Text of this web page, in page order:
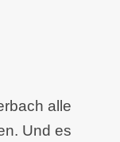
alle
Und es